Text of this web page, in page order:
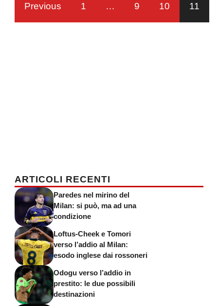
Previous 1 … 9 10 11
ARTICOLI RECENTI
Paredes nel mirino del
Milan: si può, ma ad una
condizione
Loftus-Cheek e Tomori
verso l’addio al Milan:
esodo inglese dai rossoneri
Odogu verso l’addio in
prestito: le due possibili
destinazioni